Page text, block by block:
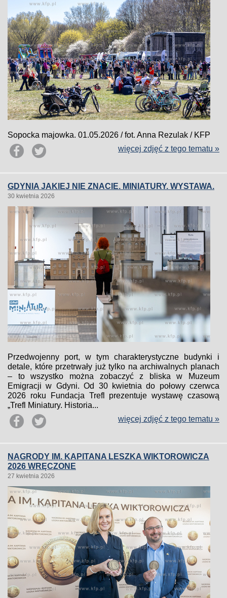
Sopocka majowka. 01.05.2026 / fot. Anna Rezulak / KFP
więcej zdjęć z tego tematu »
GDYNIA JAKIEJ NIE ZNACIE. MINIATURY. WYSTAWA.
30 kwietnia 2026
Przedwojenny port, w tym charakterystyczne budynki i
detale, które przetrwały już tylko na archiwalnych planach
– to wszystko można zobaczyć z bliska w Muzeum
Emigracji w Gdyni. Od 30 kwietnia do połowy czerwca
2026 roku Fundacja Trefl prezentuje wystawę czasową
„Trefl Miniatury. Historia...
więcej zdjęć z tego tematu »
NAGRODY IM. KAPITANA LESZKA WIKTOROWICZA
2026 WRĘCZONE
27 kwietnia 2026